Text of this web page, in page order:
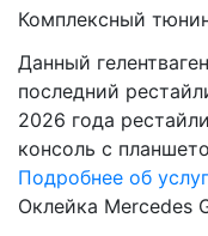
Комплексный
Данный
последний
2026 года
консоль с
Подробнее об
Оклейка Mercedes